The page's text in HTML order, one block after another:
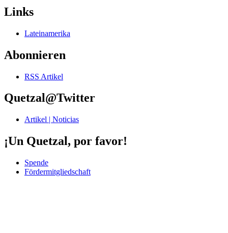
Links
Lateinamerika
Abonnieren
RSS Artikel
Quetzal@Twitter
Artikel | Noticias
¡Un Quetzal, por favor!
Spende
Fördermitgliedschaft